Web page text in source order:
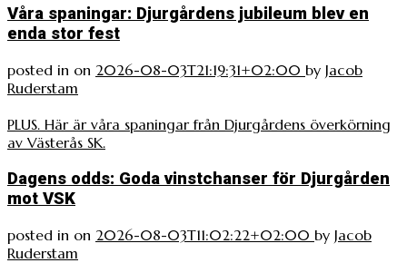
Våra spaningar: Djurgårdens jubileum blev en
enda stor fest
posted in on 2026-08-03T21:19:31+02:00 by Jacob
Ruderstam
PLUS. Här är våra spaningar från Djurgårdens överkörning
av Västerås SK.
Dagens odds: Goda vinstchanser för Djurgården
mot VSK
posted in on 2026-08-03T11:02:22+02:00 by Jacob
Ruderstam